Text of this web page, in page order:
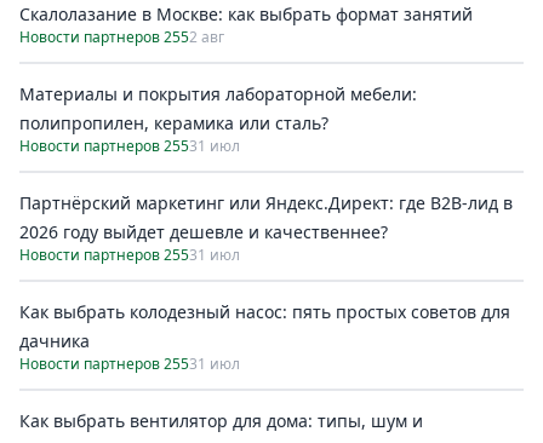
Скалолазание в Москве: как выбрать формат занятий
Новости партнеров 2552 авг
Материалы и покрытия лабораторной мебели:
полипропилен, керамика или сталь?
Новости партнеров 25531 июл
Партнёрский маркетинг или Яндекс.Директ: где B2B-лид в
2026 году выйдет дешевле и качественнее?
Новости партнеров 25531 июл
Как выбрать колодезный насос: пять простых советов для
дачника
Новости партнеров 25531 июл
Как выбрать вентилятор для дома: типы, шум и